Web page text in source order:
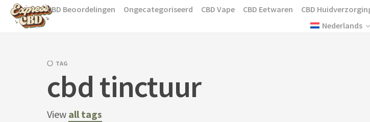
Skip
CBD Beoordelingen Ongecategoriseerd CBD Vape CBD Eetwaren CBD
Nederlands
TAG
cbd tinctuur
View all tags